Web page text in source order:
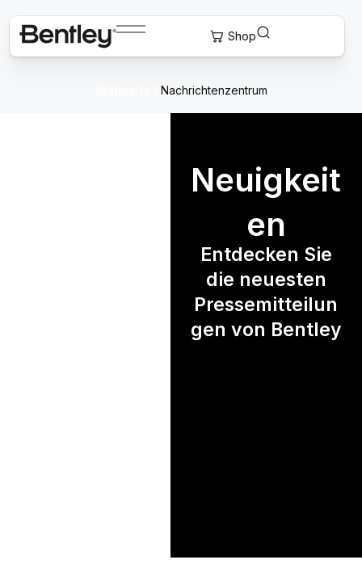
Nachrichtenzentrum
Neuigkeit
en
Entdecken Sie
die neuesten
Pressemitteilun
gen von Bentley